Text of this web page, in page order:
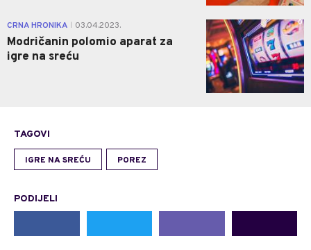
CRNA HRONIKA 03.04.2023.
Modričanin polomio aparat za
igre na sreću
0
TAGOVI
IGRE NA SREĆU POREZ
PODIJELI